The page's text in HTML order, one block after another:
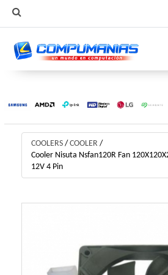
COOLERS / COOLER /
Cooler Nisuta Nsfan120R Fan
12V 4 Pin